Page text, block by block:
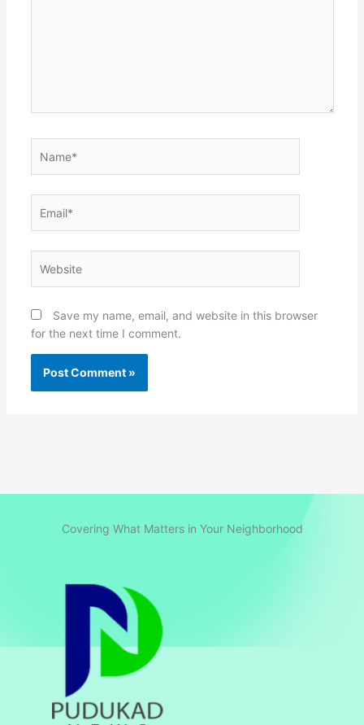
Save my name, email, and website in this browser
for the next time I comment.
Covering What Matters in Your Neighborhood